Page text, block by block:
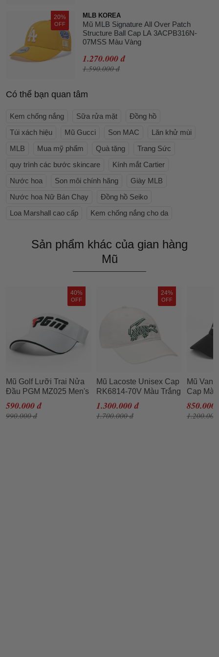
20%
OFF
MLB KOREA
Mũ MLB Signature All Over Patch
Structure Ball Cap LA 3ACPB316N-
07MSS Màu Vàng
1.270.000 đ
1.590.000 đ
Có thể bạn quan tâm
Kem chống nắng Sữa rửa mặt
Đồng hồ
Túi xách hiệu
Mũ Gucci Son MAC
Lăn khử mùi
MLB
Mua mỹ phẩm Quà tặng
Trang Sức
quy trình các bước skincare
Kính mắt Cartier
Nước hoa
Son môi chính hãng
Giày MLB
Nước hoa Nữ Bán Chạy
Đồng hồ Seiko
Loa Marshall cao cấp
Kem chống nắng cho da
Sản phẩm khác của gian hàng
Mũ
40%
OFF
Mũ Golf Lưỡi Trai Nửa
Đầu PGM MZ025 Men's
Ball Cap Màu Trắng
590.000 đ
990.000 đ
24%
OFF
Mũ Lacoste Unisex Cap
RK6814-70V Màu Trắng
1.300.000 đ
1.700.000 đ
Mũ
Cap
850.000